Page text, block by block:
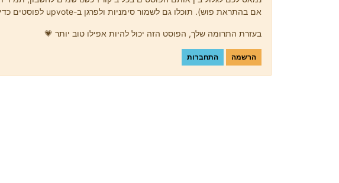
אם בהתראת פוש). תוכלו גם לשמור סימניות ולפרגן ב-upvote לפוסטים כדי להביע הערכה לחברי קהילה אחרים.
בעזרת התרומה שלך, הפוסט הזה יכול להיות אפילו טוב יותר 💗
הרשמה התחברות